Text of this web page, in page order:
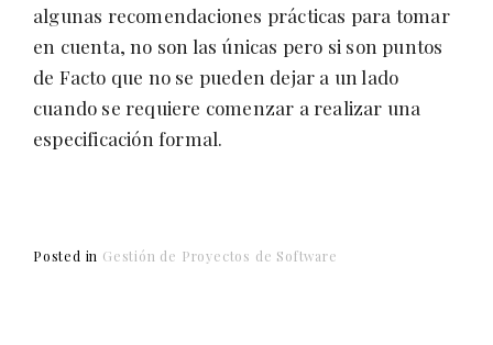
algunas recomendaciones prácticas para tomar
en cuenta, no son las únicas pero si son puntos
de Facto que no se pueden dejar a un lado
cuando se requiere comenzar a realizar una
especificación formal.
Posted in Gestión de Proyectos de Software